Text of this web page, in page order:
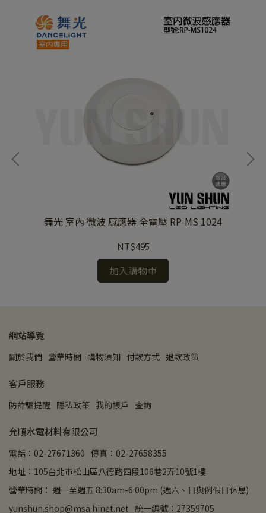
舞光 室內 微波 感應器 全電壓 RP-MS 1024
NT$495
加入購物車
網站導覽
關於我們 營業時間 購物須知 付款方式 退款政策
客戶服務
防詐騙提醒 隱私政策 我的帳戶 查詢
允順水電材料有限公司
電話：02-27671360 傳真：02-27658355
地址：105台北市松山區八德路四段106巷2弄10號1樓
營業時間： 週一至週五 8:30am-6:00pm (週六、日與例假日休息)
yunshun.shop@msa.hinet.net 統一編號：27359705